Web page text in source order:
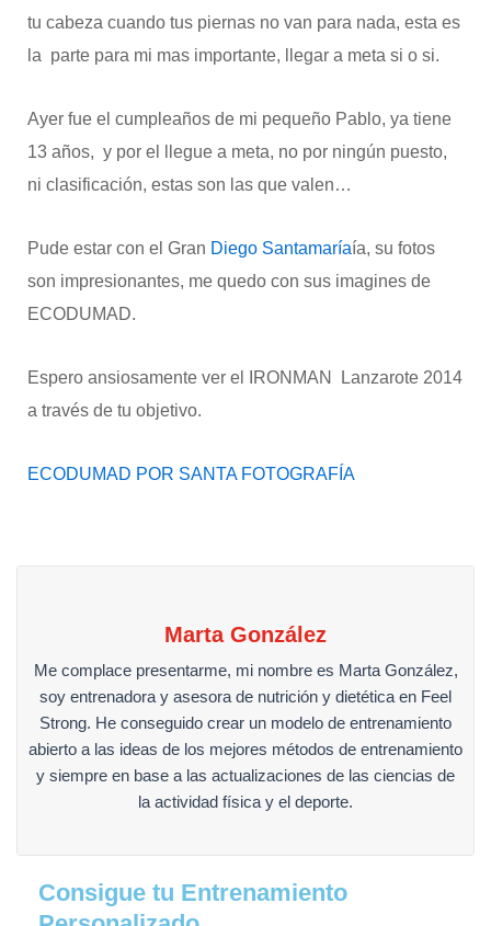
tu cabeza cuando tus piernas no van para nada, esta es
la parte para mi mas importante, llegar a meta si o si.
Ayer fue el cumpleaños de mi pequeño Pablo, ya tiene
13 años, y por el llegue a meta, no por ningún puesto,
ni clasificación, estas son las que valen…
Pude estar con el Gran Diego Santamaríaía, su fotos
son impresionantes, me quedo con sus imagines de
ECODUMAD.
Espero ansiosamente ver el IRONMAN Lanzarote 2014
a través de tu objetivo.
ECODUMAD POR SANTA FOTOGRAFÍA
Marta González
Me complace presentarme, mi nombre es Marta González,
soy entrenadora y asesora de nutrición y dietética en Feel
Strong. He conseguido crear un modelo de entrenamiento
abierto a las ideas de los mejores métodos de entrenamiento
y siempre en base a las actualizaciones de las ciencias de
la actividad física y el deporte.
Consigue tu Entrenamiento